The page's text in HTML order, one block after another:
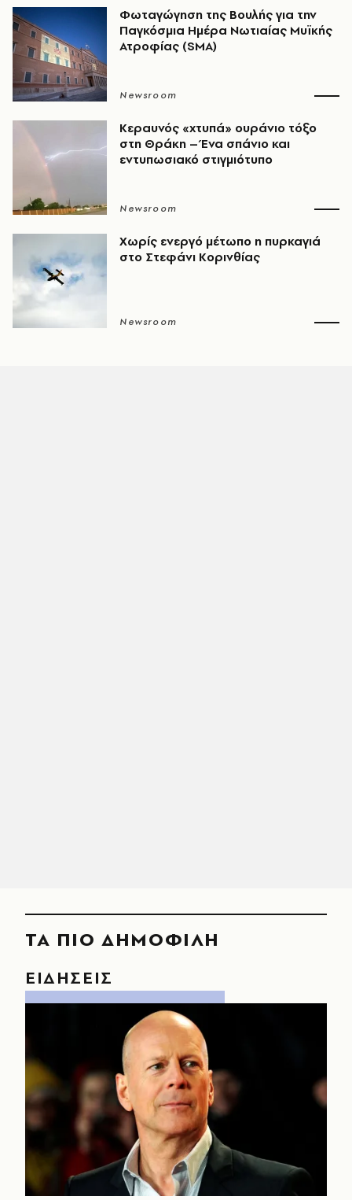
Φωταγώγηση της Βουλής για την
Παγκόσμια Ημέρα Νωτιαίας Μυϊκής
Ατροφίας (SMA)
Newsroom
Κεραυνός «χτυπά» ουράνιο τόξο
στη Θράκη – Ένα σπάνιο και
εντυπωσιακό στιγμιότυπο
Newsroom
Χωρίς ενεργό μέτωπο η πυρκαγιά
στο Στεφάνι Κορινθίας
Newsroom
ΤΑ ΠΙΟ ΔΗΜΟΦΙΛΗ
ΕΙΔΗΣΕΙΣ